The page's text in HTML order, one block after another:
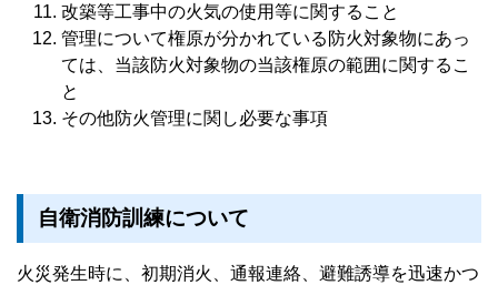
改築等工事中の火気の使用等に関すること
管理について権原が分かれている防火対象物にあっ
ては、当該防火対象物の当該権原の範囲に関するこ
と
その他防火管理に関し必要な事項
自衛消防訓練について
火災発生時に、初期消火、通報連絡、避難誘導を迅速かつ